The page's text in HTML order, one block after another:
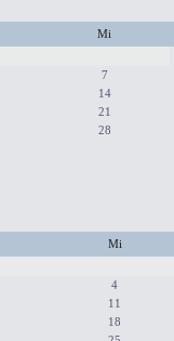
Mi
7
14
21
28
Mi
4
11
18